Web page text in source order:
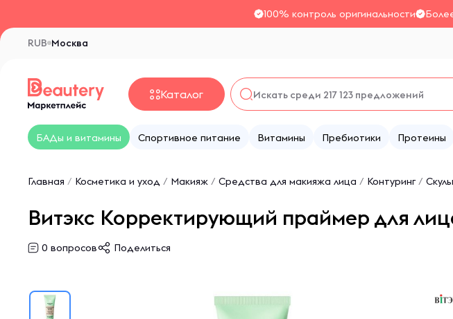
100% контроль оригинальности
Москва
RUB
Каталог
БАДы и витамины Спортивное питание Витамины Пребиотики Протеины
Главная / Косметика и уход / Макияж / Средства для макияжа лица / Контуринг/
Витэкс Корректирующий праймер для
0 вопросов Поделиться